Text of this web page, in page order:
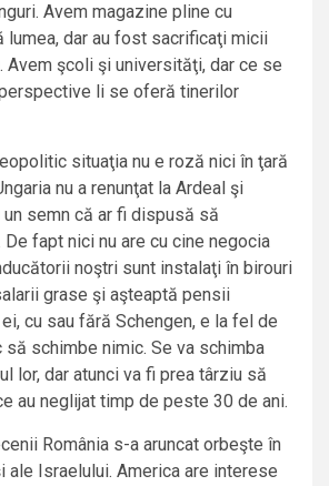
Avem magazine pline cu
lumea, dar au fost sacrificaţi micii
Avem şcoli şi universităţi, dar ce se
li se oferă tinerilor
situaţia nu e roză nici în ţară
nu a renunţat la Ardeal şi
un semn că ar fi dispusă să
fapt nici nu are cu cine negocia
noştri sunt instalaţi în birouri
grase şi aşteaptă pensii
cu sau fără Schengen, e la fel de
să schimbe nimic. Se va schimba
lor, dar atunci va fi prea târziu să
au neglijat timp de peste 30 de ani.
România s-a aruncat orbeşte în
ale Israelului. America are interese